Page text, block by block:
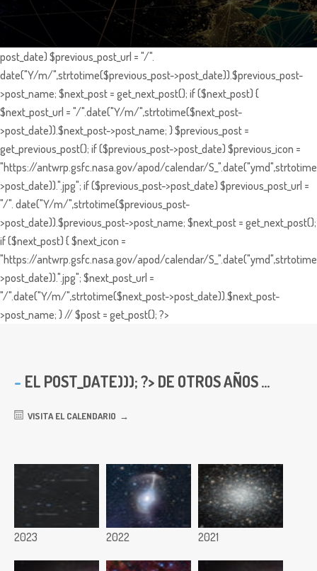
post_date) $previous_post_url = "/".
date("Y/m/",strtotime($previous_post->post_date)).$previous_post-
>post_name; $next_post = get_next_post(); if ($next_post) {
$next_post_url = "/".date("Y/m/",strtotime($next_post-
>post_date)).$next_post->post_name; } $previous_post =
get_previous_post(); if ($previous_post->post_date) $previous_icon =
"https://antwrp.gsfc.nasa.gov/apod/calendar/
>post_date)).".jpg"; if ($previous_post->post_date) $previous_post_url =
"/". date("Y/m/",strtotime($previous_post-
>post_date)).$previous_post->post_name; $next_post = get_next_post();
if ($next_post) { $next_icon =
"https://antwrp.gsfc.nasa.gov/apod/calendar/
>post_date)).".jpg"; $next_post_url =
"/".date("Y/m/",strtotime($next_post->post_date)).$next_post-
>post_name; } // $post = get_post(); ?>
EL POST_DATE))); ?> DE OTROS AÑOS ...
VISITA EL CALENDARIO
2023 2022 2021